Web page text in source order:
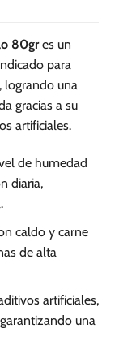
80gres un
para
logrando una
gracias a su
artificiales.
de humedad
diaria,
caldo y carne
de alta
artificiales,
una